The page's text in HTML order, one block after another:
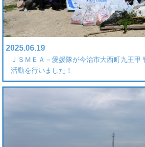
2025.06.19
ＪＳＭＥＡ－愛媛隊が今治市大西町九王甲
活動を行いました！